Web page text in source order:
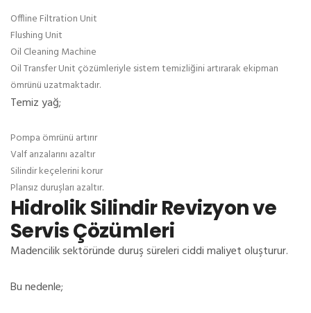
Offline Filtration Unit
Flushing Unit
Oil Cleaning Machine
Oil Transfer Unit çözümleriyle sistem temizliğini artırarak ekipman
ömrünü uzatmaktadır.
Temiz yağ;
Pompa ömrünü artırır
Valf arızalarını azaltır
Silindir keçelerini korur
Plansız duruşları azaltır.
Hidrolik Silindir Revizyon ve
Servis Çözümleri
Madencilik sektöründe duruş süreleri ciddi maliyet oluşturur.
Bu nedenle;